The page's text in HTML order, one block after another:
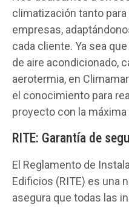
climatización tanto
empresas,
cada cliente. Ya sea
de aire acondicionado,
aerotermia, en
el conocimiento para
proyecto con la máxima
RITE: Garantía de
El Reglamento de
Edificios (RITE) es una
asegura que todas las